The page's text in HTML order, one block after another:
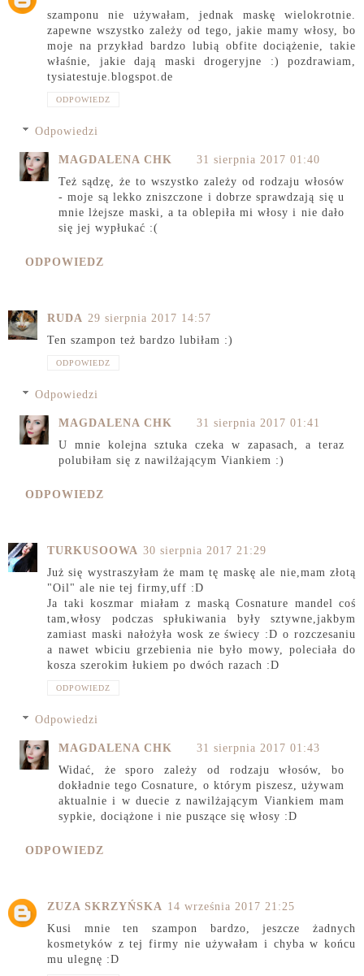
szamponu nie używałam, jednak maskę wielokrotnie.
zapewne wszystko zależy od tego, jakie mamy włosy, bo
moje na przykład bardzo lubią obfite dociążenie, takie
właśnie, jakie dają maski drogeryjne :) pozdrawiam,
tysiatestuje.blogspot.de
ODPOWIEDZ
Odpowiedzi
MAGDALENA CHK
31 sierpnia 2017 01:40
Też sądzę, że to wszystko zależy od rodzaju włosów
- moje są lekko zniszczone i dobrze sprawdzają się u
mnie lżejsze maski, a ta oblepiła mi włosy i nie dało
się jej wypłukać :(
ODPOWIEDZ
RUDA 29 sierpnia 2017 14:57
Ten szampon też bardzo lubiłam :)
ODPOWIEDZ
Odpowiedzi
MAGDALENA CHK
31 sierpnia 2017 01:41
U mnie kolejna sztuka czeka w zapasach, a teraz
polubiłam się z nawilżającym Viankiem :)
ODPOWIEDZ
TURKUSOOWA 30 sierpnia 2017 21:29
Już się wystraszyłam że mam tę maskę ale nie,mam złotą
"Oil" ale nie tej firmy,uff :D
Ja taki koszmar miałam z maską Cosnature mandel coś
tam,włosy podczas spłukiwania były sztywne,jakbym
zamiast maski nałożyła wosk ze świecy :D o rozczesaniu
a nawet wbiciu grzebienia nie było mowy, poleciała do
kosza szerokim łukiem po dwóch razach :D
ODPOWIEDZ
Odpowiedzi
MAGDALENA CHK
31 sierpnia 2017 01:43
Widać, że sporo zależy od rodzaju włosów, bo
dokładnie tego Cosnature, o którym piszesz, używam
aktualnie i w duecie z nawilżającym Viankiem mam
sypkie, dociążone i nie puszące się włosy :D
ODPOWIEDZ
ZUZA SKRZYŃSKA 14 września 2017 21:25
Kusi mnie ten szampon bardzo, jeszcze żadnych
kosmetyków z tej firmy nie używałam i chyba w końcu
mu ulegnę :D